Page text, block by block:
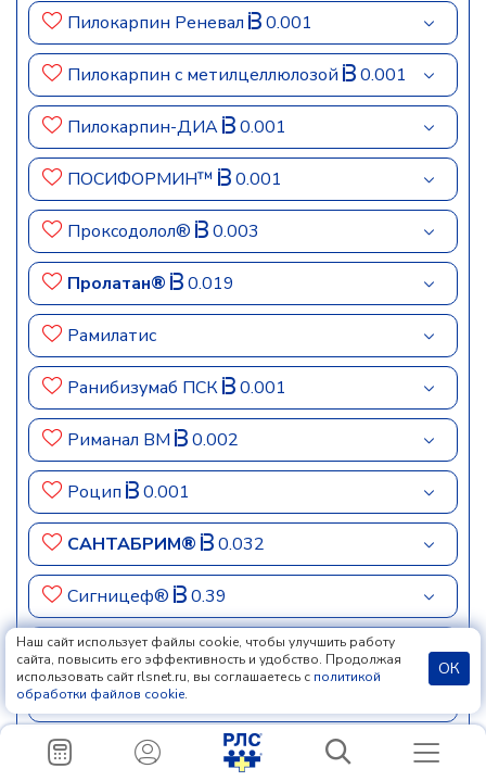
Пилокарпин Реневал 0.001
Пилокарпин с метилцеллюлозой 0.001
Пилокарпин-ДИА 0.001
ПОСИФОРМИН™ 0.001
Проксодолол® 0.003
Пролатан® 0.019
Рамилатис
Ранибизумаб ПСК 0.001
Риманал ВМ 0.002
Роцип 0.001
САНТАБРИМ® 0.032
Сигницеф® 0.39
Систейн® Ультра
Систейн® Ультра ПЛЮС
Солкосерил® 0.134
Наш сайт использует файлы cookie, чтобы улучшить работу
сайта, повысить его эффективность и удобство. Продолжая
использовать сайт rlsnet.ru, вы соглашаетесь с политикой
обработки файлов cookie.
ОК